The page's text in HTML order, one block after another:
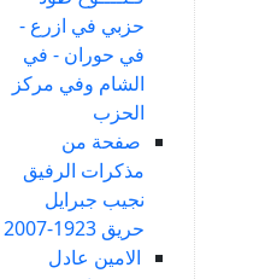
حزبي في ازرع -
في حوران - في
الشام وفي مركز
الحزب
صفحة من
مذكرات الرفيق
نجيب جبرايل
حريق 1923-2007
الامين عادل